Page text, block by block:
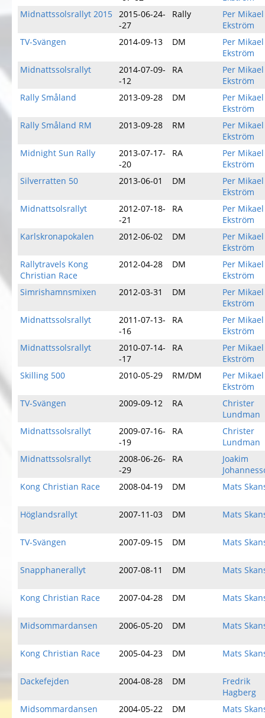
Midnattssolsrallyt 2015 2015-06-24-
-27
Rally
Per Mikael
Ekström
TV-Svängen
2014-09-13 DM
Per Mikael
Ekström
Midnattssolsrallyt
2014-07-09-
-12
RA
Per Mikael
Ekström
Rally Småland
2013-09-28 DM
Per Mikael
Ekström
Rally Småland RM
2013-09-28 RM
Per Mikael
Ekström
Midnight Sun Rally
2013-07-17-
-20
RA
Per Mikael
Ekström
Silverratten 50
2013-06-01 DM
Per Mikael
Ekström
Midnattsolsrallyt
2012-07-18-
-21
RA
Per Mikael
Ekström
Karlskronapokalen
2012-06-02 DM
Per Mikael
Ekström
Rallytravels Kong
Christian Race
2012-04-28 DM
Per Mikael
Ekström
Simrishamnsmixen
2012-03-31 DM
Per Mikael
Ekström
Midnattssolsrallyt
2011-07-13-
-16
RA
Per Mikael
Ekström
Midnattssolsrallyt
2010-07-14-
-17
RA
Per Mikael
Ekström
Skilling 500
2010-05-29 RM/DM
Per Mikael
Ekström
TV-Svängen
2009-09-12 RA
Christer
Lundman
Midnattssolsrallyt
2009-07-16-
-19
RA
Christer
Lundman
Midnattssolsrallyt
2008-06-26-
-29
RA
Joakim
Kong Christian Race
2008-04-19 DM Mats
Höglandsrallyt 2007-11-03 DM Mats
TV-Svängen 2007-09-15 DM Mats
Snapphanerallyt 2007-08-11 DM Mats
Kong Christian Race 2007-04-28 DM Mats
Midsommardansen 2006-05-20 DM Mats
Kong Christian Race 2005-04-23 DM Mats
Dackefejden 2004-08-28 DM
Fredrik
Hagberg
Midsommardansen
2004-05-22 DM Mats